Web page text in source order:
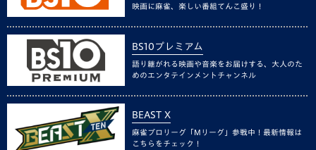
映画に麻雀、楽しい番組てんこ盛り！
BS10プレミアム
語り継がれる映画や音楽をお届けする、大人のた
めのエンタテインメントチャンネル
BEAST X
麻雀プロリーグ「Mリーグ」参戦中！最新情報は
こちらをチェック！